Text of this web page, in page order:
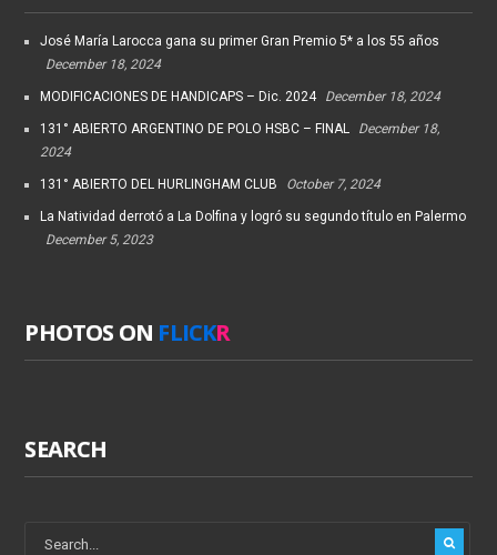
José María Larocca gana su primer Gran Premio 5* a los 55 años
December 18, 2024
MODIFICACIONES DE HANDICAPS – Dic. 2024 December 18, 2024
131° ABIERTO ARGENTINO DE POLO HSBC – FINAL
December 18,
2024
131° ABIERTO DEL HURLINGHAM CLUB October 7, 2024
La Natividad derrotó a La Dolfina y logró su segundo título en Palermo
December 5, 2023
PHOTOS ON FLICKR
SEARCH